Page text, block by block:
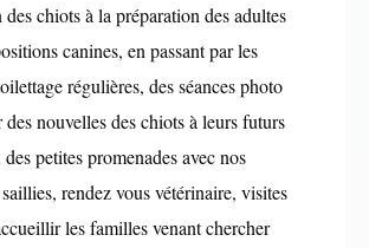
chiots à la préparation des adultes
canines, en passant par les
régulières, des séances photo
nouvelles des chiots à leurs futurs
petites promenades avec nos
rendez vous vétérinaire, visites
les familles venant chercher